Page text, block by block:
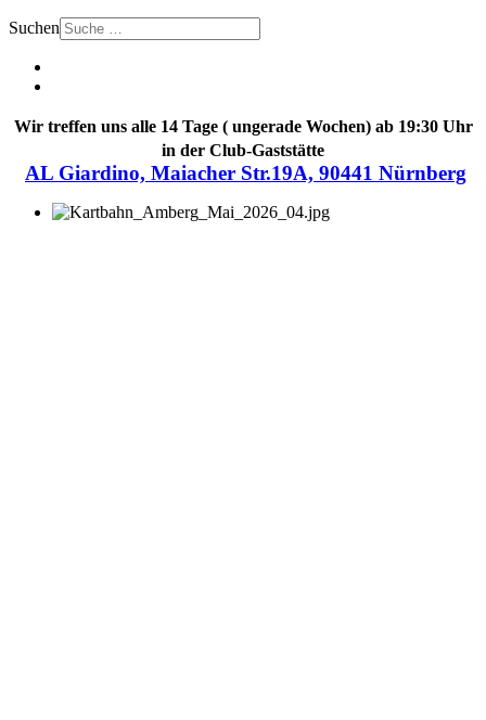
Suchen
Wir treffen uns alle 14 Tage ( ungerade Wochen) ab 19:30 Uhr
in der Club-Gaststätte
AL Giardino, Maiacher Str.19A, 90441 Nürnberg